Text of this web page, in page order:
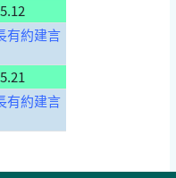
有約建言
有約建言